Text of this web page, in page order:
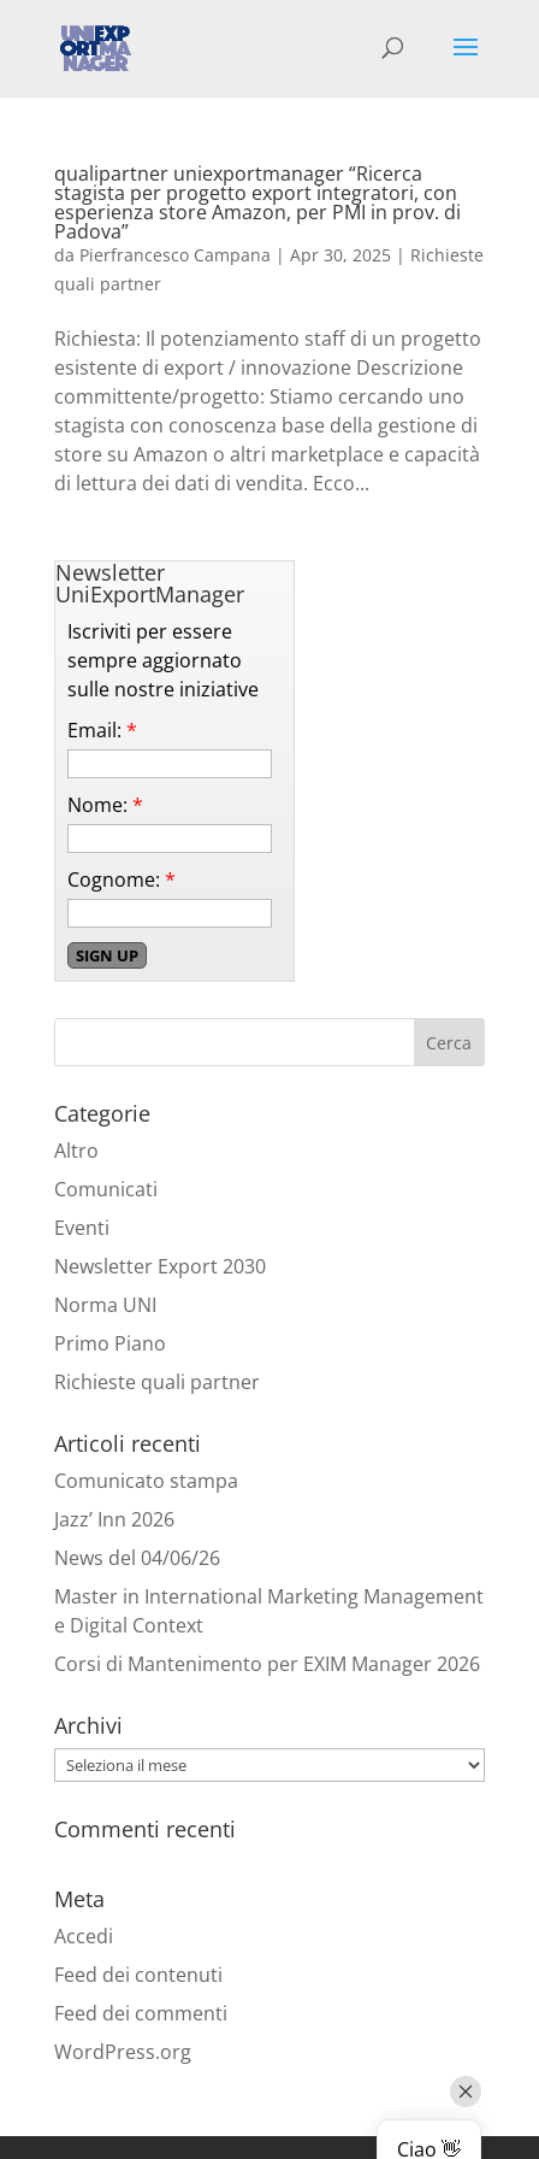
qualipartner uniexportmanager “Ricerca
stagista per progetto export integratori, con
esperienza store Amazon, per PMI in prov. di
Padova”
da Pierfrancesco Campana | Apr 30, 2025| Richieste
quali partner
Richiesta: Il potenziamento staff di un progetto
esistente di export / innovazione Descrizione
committente/progetto: Stiamo cercando uno
stagista con conoscenza base della gestione di
store su Amazon o altri marketplace e capacità
di lettura dei dati di vendita. Ecco...
Newsletter
UniExportManager
Iscriviti per essere
sempre aggiornato
sulle nostre iniziative
Email: *
Nome: *
Cognome: *
Categorie
Altro
Comunicati
Eventi
Newsletter Export 2030
Norma UNI
Primo Piano
Richieste quali partner
Articoli recenti
Comunicato stampa
Jazz’ Inn 2026
News del 04/06/26
Master in International Marketing Management
e Digital Context
Corsi di Mantenimento per EXIM Manager 2026
Archivi
Archivi
Commenti recenti
Meta
Accedi
Feed dei contenuti
Feed dei commenti
WordPress.org
Ciao 👋